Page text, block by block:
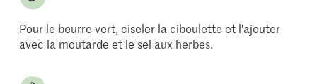
Pour le beurre vert, ciseler la ciboulette et l'ajouter
avec la moutarde et le sel aux herbes.